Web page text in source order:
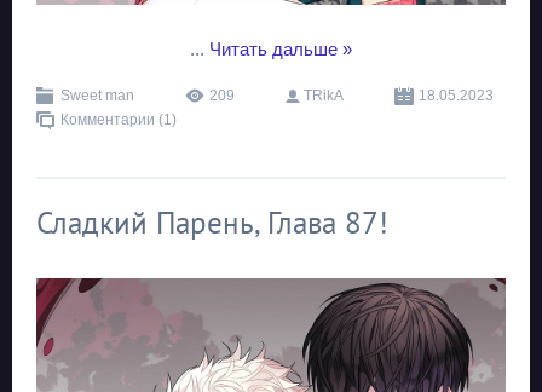
... Читать дальше »
Sweet man 209 TRikA
18.05.2023
Комментарии (1)
Сладкий Парень, Глава 87!